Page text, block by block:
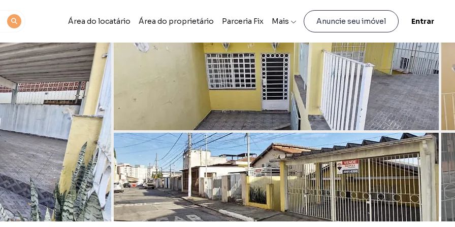
Área do locatário Área do proprietário Parceria Fix Mais Anuncie seu imóvel Entrar